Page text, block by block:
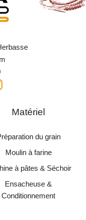
Matériel
du grain
Moulin à farine
à pâtes & Séchoir
Ensacheuse &
Conditionnement